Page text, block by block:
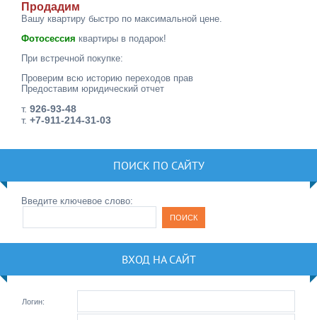
Продадим
Вашу квартиру быстро по максимальной цене.
Фотосессия квартиры в подарок!
При встречной покупке:
Проверим всю историю переходов прав
Предоставим юридический отчет
т. 926-93-48
т. +7-911-214-31-03
ПОИСК ПО САЙТУ
Введите ключевое слово:
ВХОД НА САЙТ
Логин: